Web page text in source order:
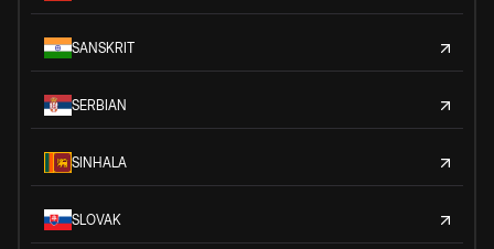
SANSKRIT
SERBIAN
SINHALA
SLOVAK